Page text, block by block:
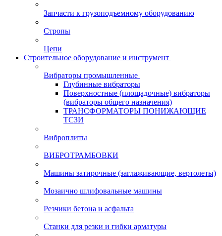
Запчасти к грузоподъемному оборудованию
Стропы
Цепи
Строительное оборудование и инструмент
Вибраторы промышленные
Глубинные вибраторы
Поверхностные (площадочные) вибраторы
(вибраторы общего назначения)
ТРАНСФОРМАТОРЫ ПОНИЖАЮЩИЕ
ТСЗИ
Виброплиты
ВИБРОТРАМБОВКИ
Машины затирочные (заглаживающие, вертолеты)
Мозаично шлифовальные машины
Резчики бетона и асфальта
Станки для резки и гибки арматуры